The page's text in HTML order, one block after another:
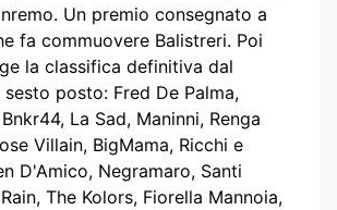
Un premio consegnato a
fa commuovere Balistreri. Poi
la classifica definitiva dal
posto: Fred De Palma,
La Sad, Maninni, Renga
Villain, BigMama, Ricchi e
D'Amico, Negramaro, Santi
The Kolors, Fiorella Mannoia,